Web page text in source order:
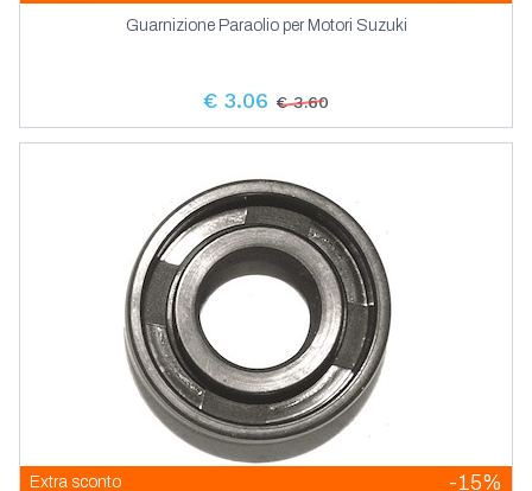
Guarnizione Paraolio per Motori Suzuki
€ 3.06 € 3.60
Extra sconto -15%